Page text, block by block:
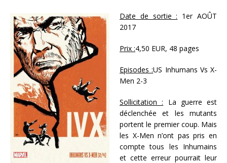
Date de sortie : 1er AOÛT
2017
Prix :4,50 EUR, 48 pages
Episodes :US Inhumans Vs X-
Men 2-3
Sollicitation : La guerre est
déclenchée et les mutants
portent le premier coup. Mais
les X-Men n’ont pas pris en
compte tous les Inhumains
et cette erreur pourrait leur